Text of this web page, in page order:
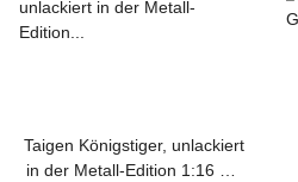
Taigen Königstiger, unlackiert
in der Metall-Edition 1:16 mit